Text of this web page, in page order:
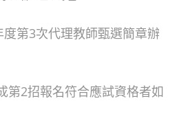
第3次代理教師甄選簡章辦
第2招報名符合應試資格者如